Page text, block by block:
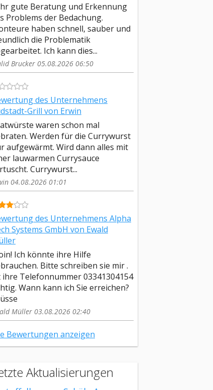
gute Beratung und Erkennung
Problems der Bedachung.
haben schnell, sauber und
die Problematik
Ich kann dies...
Brucker 05.08.2026 06:50
des Unternehmens
Grill von Erwin
waren schon mal
Werden für die Currywurst
aufgewärmt. Wird dann alles mit
lauwarmen Currysauce
Currywurst...
04.08.2026 01:01
des Unternehmens Alpha
Systems GmbH von Ewald
Ich könnte ihre Hilfe
Bitte schreiben sie mir .
ihre Telefonnummer 03341304154
Wann kann ich Sie erreichen?
Müller 03.08.2026 02:40
Bewertungen anzeigen
Aktualisierungen